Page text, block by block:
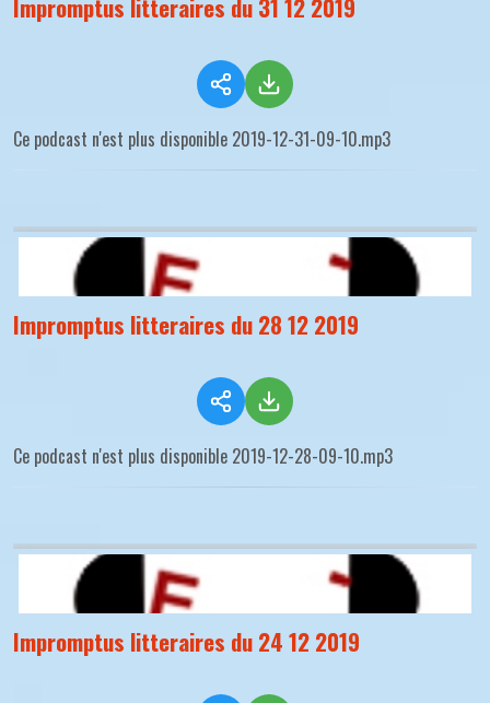
Impromptus litteraires du 31 12 2019
Ce podcast n'est plus disponible 2019-12-31-09-10.mp3
Impromptus litteraires du 28 12 2019
Ce podcast n'est plus disponible 2019-12-28-09-10.mp3
Impromptus litteraires du 24 12 2019